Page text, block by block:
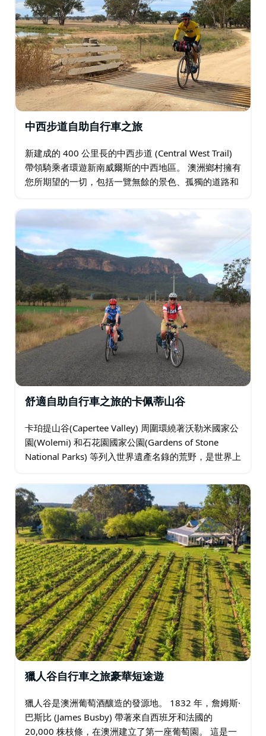
中西步道自助自行車之旅
新建成的 400 公里長的中西步道 (Central West Trail)
帶領騎乘者環遊新南威爾斯的中西地區。 澳洲鄉村擁有
您所期望的一切，包括一覽無餘的景色、孤獨的道路和
舒適自助自行車之旅的卡佩蒂山谷
卡珀提山谷(Capertee Valley) 周圍環繞著沃勒米國家公
園(Wolemi) 和石花園國家公園(Gardens of Stone
National Parks) 等列入世界遺產名錄的荒野，是世界上
獵人谷自行車之旅豪華短途遊
獵人谷是澳洲葡萄酒釀造的發源地。 1832 年，詹姆斯·
巴斯比 (James Busby) 帶著來自西班牙和法國的
20,000 株枝條，在澳洲建立了第一座葡萄園。 這是一